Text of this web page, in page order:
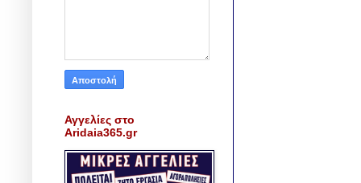
Αγγελίες στο
Aridaia365.gr